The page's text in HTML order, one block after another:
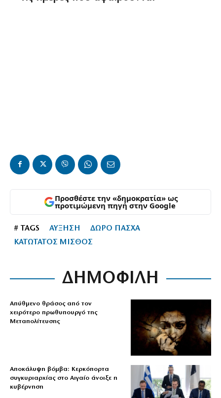
Προσθέστε την «δημοκρατία» ως
προτιμώμενη πηγή στην Google
# TAGS ΑΥΞΗΣΗ
ΔΩΡΟ ΠΑΣΧΑ
ΚΑΤΩΤΑΤΟΣ ΜΙΣΘΟΣ
ΔΗΜΟΦΙΛΗ
Απύθμενο θράσος από τον
χειρότερο πρωθυπουργό της
Μεταπολίτευσης
Αποκάλυψη βόμβα: Κερκόπορτα
συγκυριαρχίας στο Αιγαίο άνοιξε η
κυβέρνηση